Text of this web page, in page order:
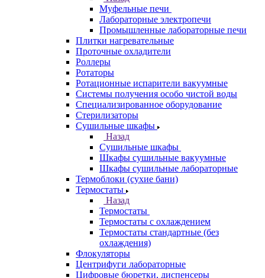
Муфельные печи
Лабораторные электропечи
Промышленные лабораторные печи
Плитки нагревательные
Проточные охладители
Роллеры
Ротаторы
Ротационные испарители вакуумные
Системы получения особо чистой воды
Специализированное оборудование
Стерилизаторы
Сушильные шкафы
Назад
Сушильные шкафы
Шкафы сушильные вакуумные
Шкафы сушильные лабораторные
Термоблоки (сухие бани)
Термостаты
Назад
Термостаты
Термостаты с охлаждением
Термостаты стандартные (без
охлаждения)
Флокуляторы
Центрифуги лабораторные
Цифровые бюретки, диспенсеры